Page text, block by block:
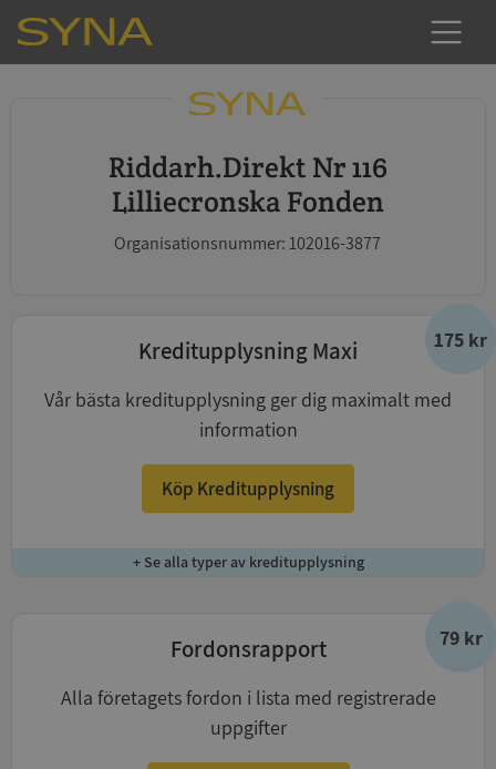
Riddarh.Direkt Nr 116
Lilliecronska Fonden
Organisationsnummer: 102016-3877
175 kr
Kreditupplysning Maxi
Vår bästa kreditupplysning ger dig maximalt med
information
Köp Kreditupplysning
+ Se alla typer av kreditupplysning
79 kr
Fordonsrapport
Alla företagets fordon i lista med registrerade
uppgifter